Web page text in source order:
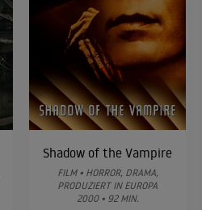
Shadow of the Vampire
FILM • HORROR, DRAMA,
PRODUZIERT IN EUROPA
2000 • 92 MIN.